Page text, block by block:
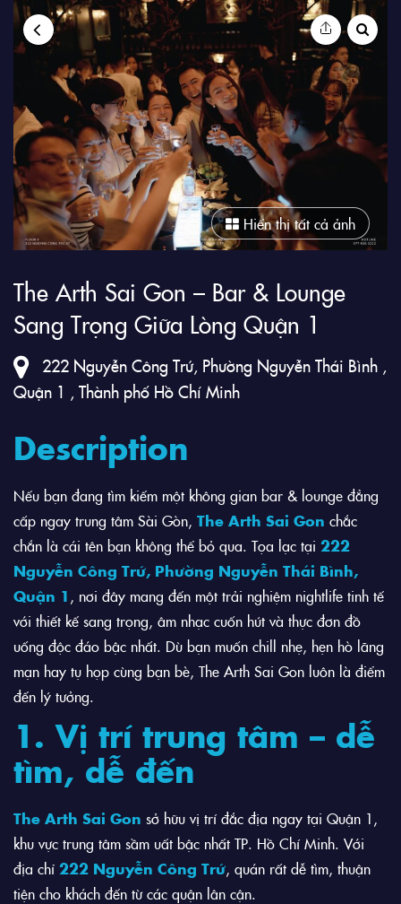
Hiển thị tất cả ảnh
The Arth Sai Gon – Bar & Lounge
Sang Trọng Giữa Lòng Quận 1
222 Nguyễn Công Trứ, Phường Nguyễn Thái Bình ,
Quận 1 , Thành phố Hồ Chí Minh
Description
Nếu bạn đang tìm kiếm một không gian bar & lounge đẳng
cấp ngay trung tâm Sài Gòn, The Arth Sai Gon chắc
chắn là cái tên bạn không thể bỏ qua. Tọa lạc tại 222
Nguyễn Công Trứ, Phường Nguyễn Thái Bình,
Quận 1 , nơi đây mang đến một trải nghiệm nightlife tinh tế
với thiết kế sang trọng, âm nhạc cuốn hút và thực đơn đồ
uống độc đáo bậc nhất. Dù bạn muốn chill nhẹ, hẹn hò lãng
mạn hay tụ họp cùng bạn bè, The Arth Sai Gon luôn là điểm
đến lý tưởng.
1. Vị trí trung tâm – dễ
tìm, dễ đến
The Arth Sai Gon sở hữu vị trí đắc địa ngay tại Quận 1,
khu vực trung tâm sầm uất bậc nhất TP. Hồ Chí Minh. Với
địa chỉ 222 Nguyễn Công Trứ, quán rất dễ tìm, thuận
tiện cho khách đến từ các quận lân cận.